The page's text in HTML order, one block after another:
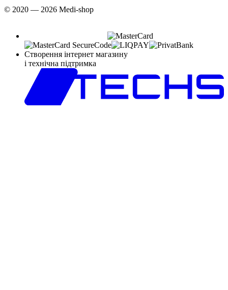
© 2020 — 2026 Medi-shop
Створення інтернет магазину
і технічна підтримка